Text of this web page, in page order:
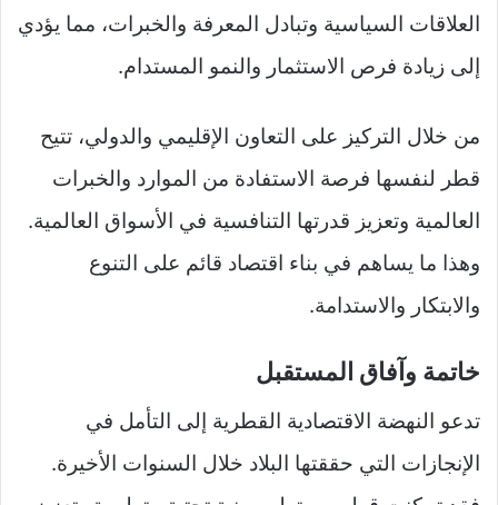
العلاقات السياسية وتبادل المعرفة والخبرات، مما يؤدي
إلى زيادة فرص الاستثمار والنمو المستدام.
من خلال التركيز على التعاون الإقليمي والدولي، تتيح
قطر لنفسها فرصة الاستفادة من الموارد والخبرات
العالمية وتعزيز قدرتها التنافسية في الأسواق العالمية.
وهذا ما يساهم في بناء اقتصاد قائم على التنوع
والابتكار والاستدامة.
خاتمة وآفاق المستقبل
تدعو النهضة الاقتصادية القطرية إلى التأمل في
الإنجازات التي حققتها البلاد خلال السنوات الأخيرة.